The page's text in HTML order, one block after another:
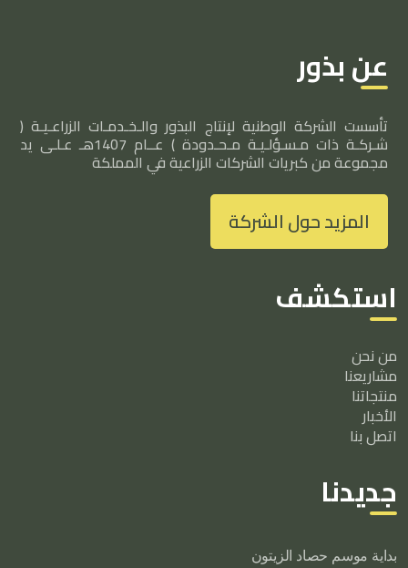
عن بذور
تأسست الشركة الوطنية لإنتاج البذور والـخـدمـات الزراعـيـة (
شـركـة ذات مـسـؤلـيـة مـحـدودة ) عــام 1407هـ عـلـى يد
مجموعة من كبريات الشركات الزراعية في المملكة
المزيد حول الشركة
استكشف
من نحن
مشاريعنا
منتجاتنا
الأخبار
اتصل بنا
جديدنا
بداية موسم حصاد الزيتون